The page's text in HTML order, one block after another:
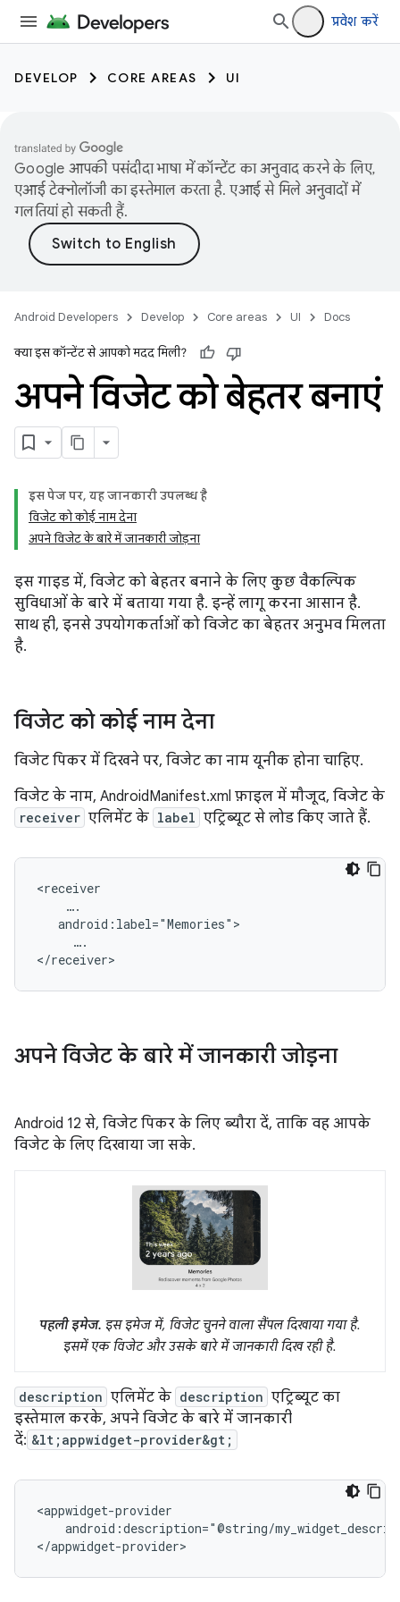
प्रवेश करें
DEVELOP CORE AREAS UI
Google आपकी पसंदीदा भाषा में कॉन्टेंट का अनुवाद करने के लिए,
एआई टेक्नोलॉजी का इस्तेमाल करता है. एआई से मिले अनुवादों में
गलतियां हो सकती हैं.
Android Developers Develop Core areas UI Docs
क्या इस कॉन्टेंट से आपको मदद मिली?
अपने विजेट को बेहतर बनाएं
इस पेज पर, यह जानकारी उपलब्ध है
विजेट को कोई नाम देना
अपने विजेट के बारे में जानकारी जोड़ना
इस गाइड में, विजेट को बेहतर बनाने के लिए कुछ वैकल्पिक
सुविधाओं के बारे में बताया गया है. इन्हें लागू करना आसान है.
साथ ही, इनसे उपयोगकर्ताओं को विजेट का बेहतर अनुभव मिलता
है.
विजेट को कोई नाम देना
विजेट पिकर में दिखने पर, विजेट का नाम यूनीक होना चाहिए.
विजेट के नाम, AndroidManifest.xml फ़ाइल में मौजूद, विजेट के
receiver एलिमेंट के label एट्रिब्यूट से लोड किए जाते हैं.
<receiver
    ….
   android:label="Memories">
     ….
अपने विजेट के बारे में जानकारी जोड़ना
Android 12 से, विजेट पिकर के लिए ब्यौरा दें, ताकि वह आपके
विजेट के लिए दिखाया जा सके.
पहली इमेज. इस इमेज में, विजेट चुनने वाला सैंपल दिखाया गया है.
इसमें एक विजेट और उसके बारे में जानकारी दिख रही है.
description एलिमेंट के description एट्रिब्यूट का
इस्तेमाल करके, अपने विजेट के बारे में जानकारी
दें: &lt;appwidget-provider&gt;
android:description="@string/